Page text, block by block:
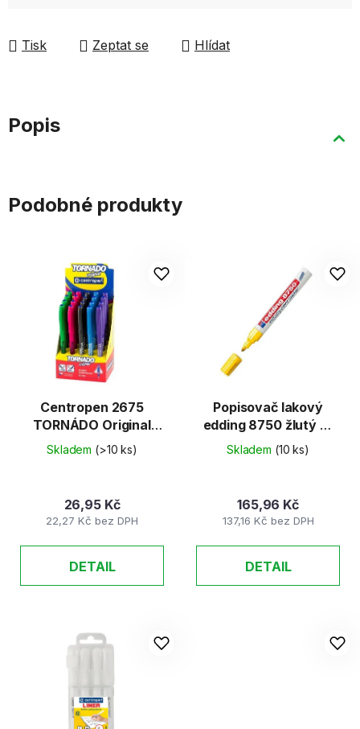
Tisk Zeptat se Hlídat
Popis
Podobné produkty
Centropen 2675
TORNÁDO Original
0,3
Skladem (>10 ks)
22,27 Kč bez DPH
26,95 Kč
DETAIL
Popisovač lakový
edding 8750 žlutý 2-
4mm
Skladem (10 ks)
137,16 Kč bez DPH
165,96 Kč
DETAIL